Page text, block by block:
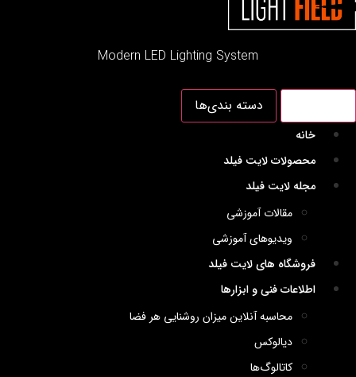
Modern LED Lighting System
دسته بندی‌ها
خانه
محصولات لایت فیلد
مجله لایت فیلد
مقالات آموزشی
ویدیوهای آموزشی
فروشگاه های لایت فیلد
اطلاعات فنی و ابزارها
محاسبه آنلاین میزان روشنایی هر فضا
دیالوکس
کاتالوگ‌ها